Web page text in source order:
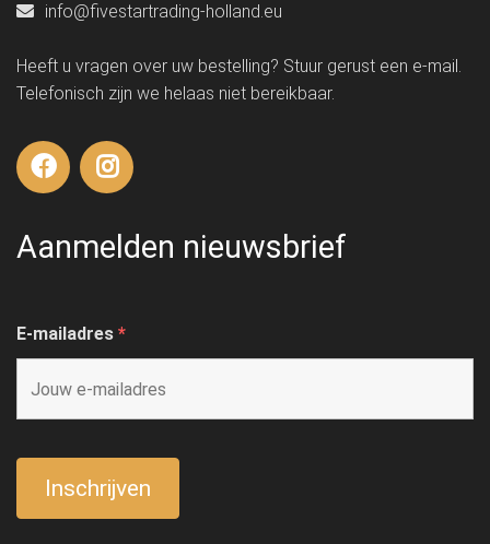
info@fivestartrading-holland.eu
Heeft u vragen over uw bestelling? Stuur gerust een e-mail.
Telefonisch zijn we helaas niet bereikbaar.
Aanmelden nieuwsbrief
E-mailadres *